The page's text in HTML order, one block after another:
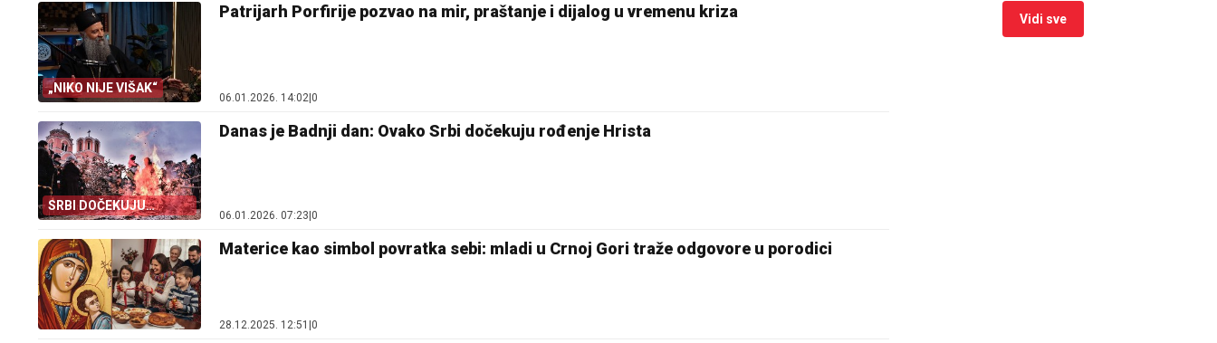
„NIKO NIJE VIŠAK“
Patrijarh Porfirije pozvao na mir, praštanje i dijalog u vremenu kriza
06.01.2026. 14:02|0
SRBI DOČEKUJU
ROĐENJE HRISTA
Danas je Badnji dan: Ovako Srbi dočekuju rođenje Hrista
06.01.2026. 07:23 0
Materice kao simbol povratka sebi: mladi u Crnoj Gori traže odgovore u porodici
28.12.2025. 12:51 0
Vidi sve